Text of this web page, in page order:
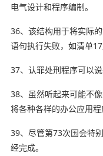
电气设计和程序编制。
36、该结构用于将实际
语句执行失败，如清单17
37、认罪处刑程序可以说
38、虽然听起来可能不
将各种各样的办公应用程
39、 尽管第73次国会特
经完成。